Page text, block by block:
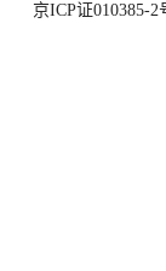
京ICP证010385-2